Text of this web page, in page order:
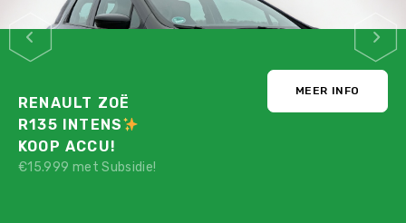
PEUGEOT E-208
GT PACK
STRAKBLAUW!
Nu maar voor:
MEER INFO